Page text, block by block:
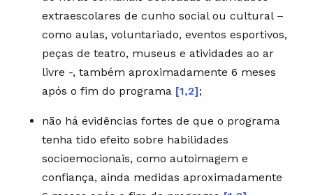
extraescolares de cunho social ou cultural –
como aulas, voluntariado, eventos esportivos,
peças de teatro, museus e atividades ao ar
livre -, também aproximadamente 6 meses
após o fim do programa [1,2];
não há evidências fortes de que o programa
tenha tido efeito sobre habilidades
socioemocionais, como autoimagem e
confiança, ainda medidas aproximadamente